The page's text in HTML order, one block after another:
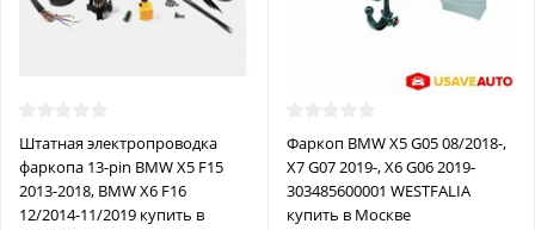
Штатная электропроводка
фаркопа 13-pin BMW X5 F15
2013-2018, BMW X6 F16
12/2014-11/2019 купить в
Фаркоп BMW X5 G05 08/2018-,
X7 G07 2019-, X6 G06 2019-
303485600001 WESTFALIA
купить в Москве